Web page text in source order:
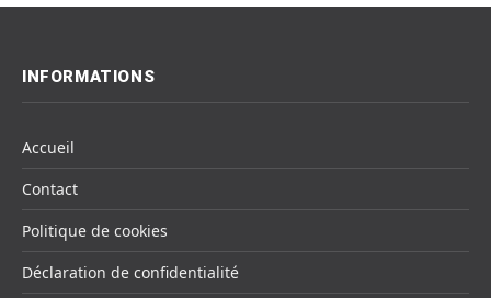
INFORMATIONS
Accueil
Contact
Politique de cookies
Déclaration de confidentialité